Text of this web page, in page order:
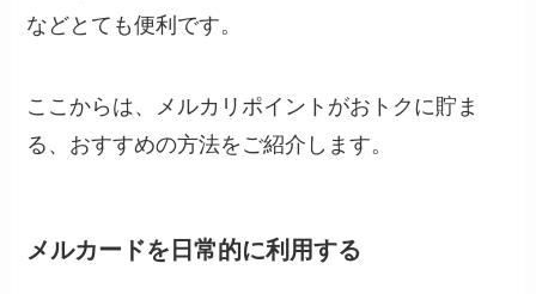
などとても便利です。
ここからは、メルカリポイントがおトクに貯ま
る、おすすめの方法をご紹介します。
メルカードを日常的に利用する